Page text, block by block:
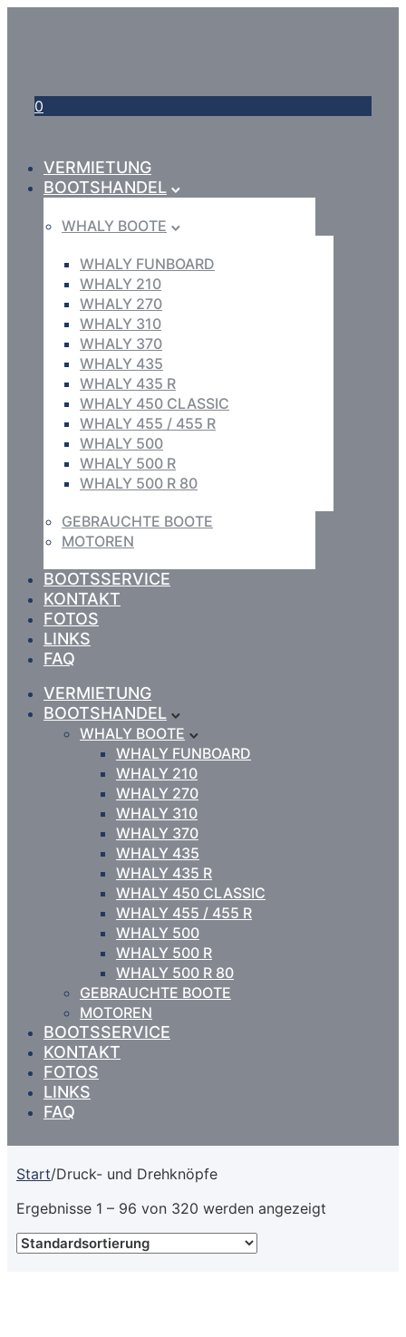
0
VERMIETUNG
BOOTSHANDEL
WHALY BOOTE
WHALY FUNBOARD
WHALY 210
WHALY 270
WHALY 310
WHALY 370
WHALY 435
WHALY 435 R
WHALY 450 CLASSIC
WHALY 455 / 455 R
WHALY 500
WHALY 500 R
WHALY 500 R 80
GEBRAUCHTE BOOTE
MOTOREN
BOOTSSERVICE
KONTAKT
FOTOS
LINKS
FAQ
VERMIETUNG
BOOTSHANDEL
WHALY BOOTE
WHALY FUNBOARD
WHALY 210
WHALY 270
WHALY 310
WHALY 370
WHALY 435
WHALY 435 R
WHALY 450 CLASSIC
WHALY 455 / 455 R
WHALY 500
WHALY 500 R
WHALY 500 R 80
GEBRAUCHTE BOOTE
MOTOREN
BOOTSSERVICE
KONTAKT
FOTOS
LINKS
FAQ
Start/Druck- und Drehknöpfe
Ergebnisse 1 – 96 von 320 werden angezeigt